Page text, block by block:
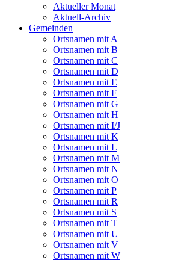
Aktueller Monat
Aktuell-Archiv
Gemeinden
Ortsnamen mit A
Ortsnamen mit B
Ortsnamen mit C
Ortsnamen mit D
Ortsnamen mit E
Ortsnamen mit F
Ortsnamen mit G
Ortsnamen mit H
Ortsnamen mit I/J
Ortsnamen mit K
Ortsnamen mit L
Ortsnamen mit M
Ortsnamen mit N
Ortsnamen mit O
Ortsnamen mit P
Ortsnamen mit R
Ortsnamen mit S
Ortsnamen mit T
Ortsnamen mit U
Ortsnamen mit V
Ortsnamen mit W